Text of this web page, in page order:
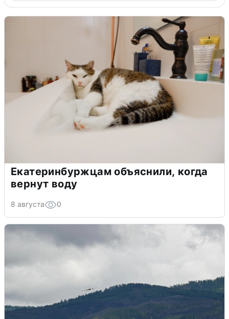
Екатеринбуржцам объяснили, когда
вернут воду
8 августа 0